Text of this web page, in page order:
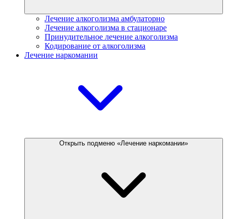
Лечение алкоголизма амбулаторно
Лечение алкоголизма в стационаре
Принудительное лечение алкоголизма
Кодирование от алкоголизма
Лечение наркомании
Открыть подменю «Лечение наркомании»